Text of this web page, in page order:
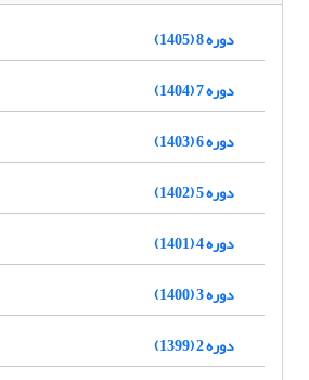
دوره 8 (1405)
دوره 7 (1404)
دوره 6 (1403)
دوره 5 (1402)
دوره 4 (1401)
دوره 3 (1400)
دوره 2 (1399)